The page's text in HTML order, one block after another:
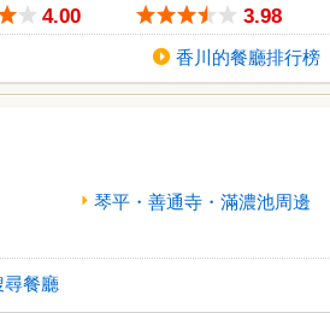
4.00 3.98
香川的餐廳排行榜
琴平・善通寺・滿濃池周邊
餐廳